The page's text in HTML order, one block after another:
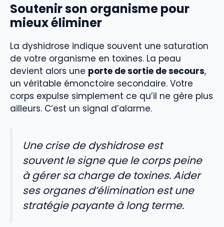
Soutenir son organisme pour
mieux éliminer
La dyshidrose indique souvent une saturation
de votre organisme en toxines. La peau
devient alors une porte de sortie de secours,
un véritable émonctoire secondaire. Votre
corps expulse simplement ce qu’il ne gère plus
ailleurs. C’est un signal d’alarme.
Une crise de dyshidrose est
souvent le signe que le corps peine
à gérer sa charge de toxines. Aider
ses organes d’élimination est une
stratégie payante à long terme.